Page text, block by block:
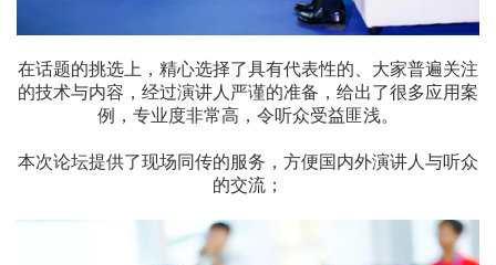
在话题的挑选上，精心选择了具有代表性的、大家普遍关注
的技术与内容，经过演讲人严谨的准备，给出了很多应用案
例，专业度非常高，令听众受益匪浅。
本次论坛提供了现场同传的服务，方便国内外演讲人与听众
的交流；